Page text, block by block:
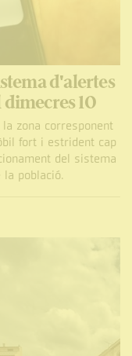
d'alertes
10
zona corresponent
fort i estrident cap
del sistema
població.